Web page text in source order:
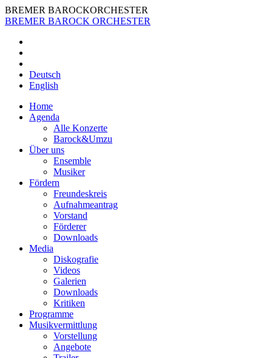
BREMER BAROCKORCHESTER
BREMER BAROCK ORCHESTER
Deutsch
Eng­lish
Home
Agen­da
Alle Kon­zer­te
Barock&Umzu
Über uns
Ensem­ble
Musi­ker
För­dern
Freun­des­kreis
Auf­nah­me­an­trag
Vor­stand
För­de­rer
Down­loads
Media
Dis­ko­gra­fie
Vide­os
Gale­rien
Down­loads
Kri­ti­ken
Pro­gram­me
Musik­ver­mitt­lung
Vor­stel­lung
Ange­bo­te